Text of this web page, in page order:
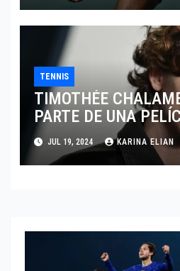
TENNIS
TIMOTHÉE
PARTE DE UNA
ADENTRADA EN EL
PING PONG
JUL 19, 2024 KARINA ELIAN